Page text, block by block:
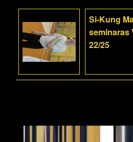
Si-Kung
seminaras
22/25